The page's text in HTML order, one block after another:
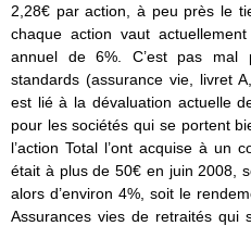
2,28€ par action, à peu près le
chaque action vaut
annuel de 6%. C’est pas mal
standards (assurance vie, livret
est lié à la dévaluation actuelle
pour les sociétés qui se portent
l’action Total l’ont acquise à un
était à plus de 50€ en juin 2008,
alors d’environ 4%, soit le
Assurances vies de retraités qui